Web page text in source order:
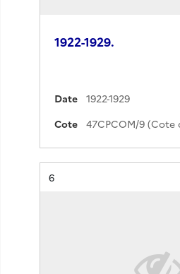
1922-1929.
Date
1922-1929
Cote
47CPCOM/9 (Cote
Résultat n°
6